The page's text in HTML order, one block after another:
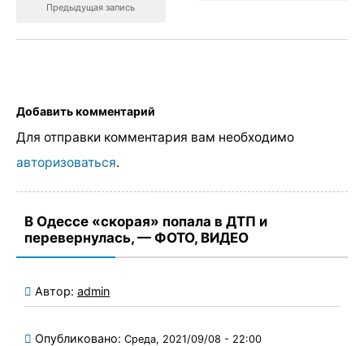
Предыдущая запись
Добавить комментарий
Для отправки комментария вам необходимо
авторизоваться.
В Одессе «скорая» попала в ДТП и
перевернулась, — ФОТО, ВИДЕО
Автор: admin
Опубликовано: Среда, 2021/09/08 - 22:00